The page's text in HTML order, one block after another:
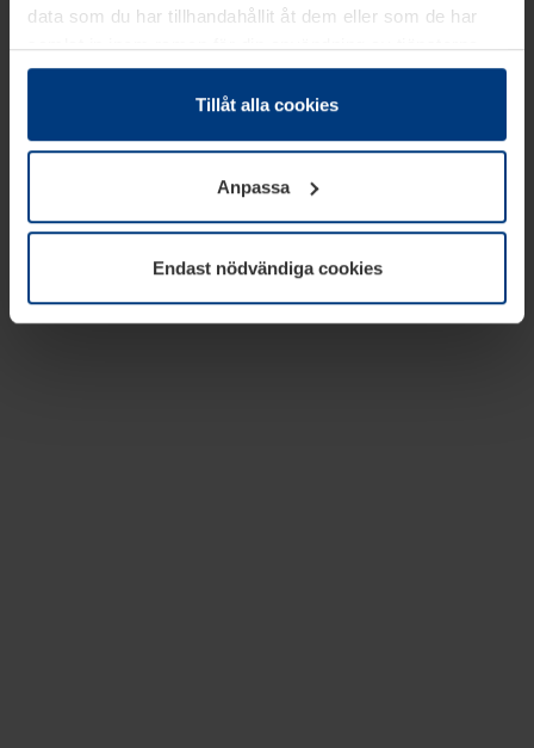
data som du har tillhandahållit åt dem eller som de har
samlat in inom ramen för din användning av tjänsterna.
Juridiskt kan vi lagra kakor på din enhet, om de är
absolut nödvändiga för driften av den här webbplatsen.
godkännande kan du när som helst ändra eller återkalla i
informationen om kakor underDataskyddsförklaring
vår webbplats.
Tillåt alla cookies
Anpassa
Endast nödvändiga cookies